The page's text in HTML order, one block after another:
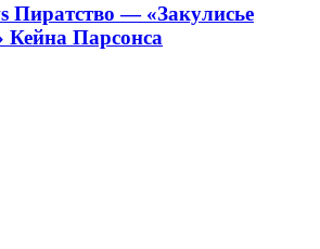
Пиратство — «Закулисье
Кейна Парсонса